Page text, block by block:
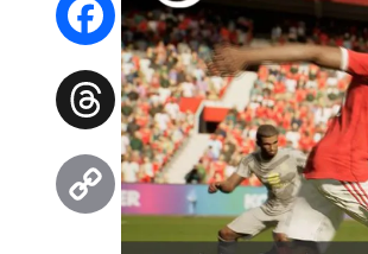
Facebook
Threads